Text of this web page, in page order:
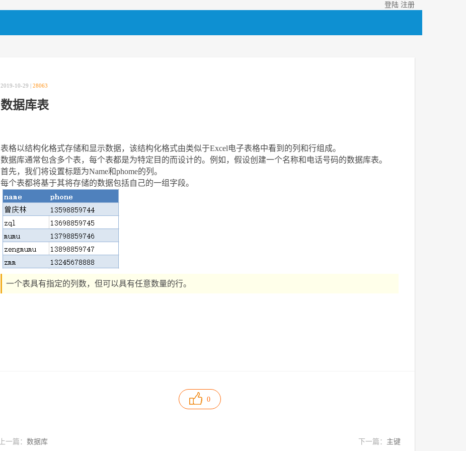
登陆 注册
2019-10-29 | 28063
数据库表
表格以结构化格式存储和显示数据，该结构化格式由类似于Excel电子表格中看到的列和行组成。
数据库通常包含多个表，每个表都是为特定目的而设计的。例如，假设创建一个名称和电话号码的数据库表。
首先，我们将设置标题为Name和phome的列。
每个表都将基于其将存储的数据包括自己的一组字段。
一个表具有指定的列数，但可以具有任意数量的行。
0
上一篇： 数据库 下一篇： 主键